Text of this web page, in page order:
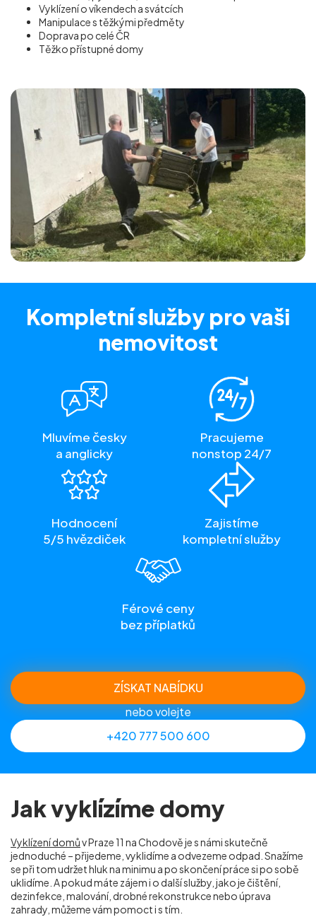
Vyklízení o víkendech a svátcích
Manipulace s těžkými předměty
Doprava po celé ČR
Těžko přístupné domy
Kompletní služby pro vaši
nemovitost
Mluvíme česky
a anglicky
Pracujeme
nonstop 24/7
Hodnocení
5/5 hvězdiček
Zajistíme
kompletní služby
Férové ceny
bez příplatků
ZÍSKAT NABÍDKU
nebo volejte
+420 777 500 600
Jak vyklízíme domy
Vyklízení domův Praze 11 na Chodově je s námi skutečně
jednoduché – přijedeme, vyklidíme a odvezeme odpad. Snažíme
se při tom udržet hluk na minimu a po skončení práce si po sobě
uklidíme. A pokud máte zájem i o další služby, jako je čištění,
dezinfekce, malování, drobné rekonstrukce nebo úprava
zahrady, můžeme vám pomoct i s tím.